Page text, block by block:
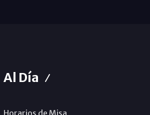
Al Día
Horarios de Misa